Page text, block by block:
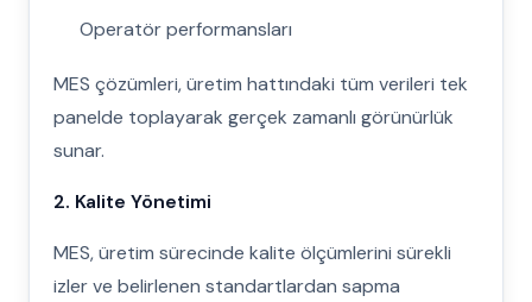
Operatör performansları
MES çözümleri, üretim hattındaki tüm verileri tek
panelde toplayarak gerçek zamanlı görünürlük
sunar.
2. Kalite Yönetimi
MES, üretim sürecinde kalite ölçümlerini sürekli
izler ve belirlenen standartlardan sapma